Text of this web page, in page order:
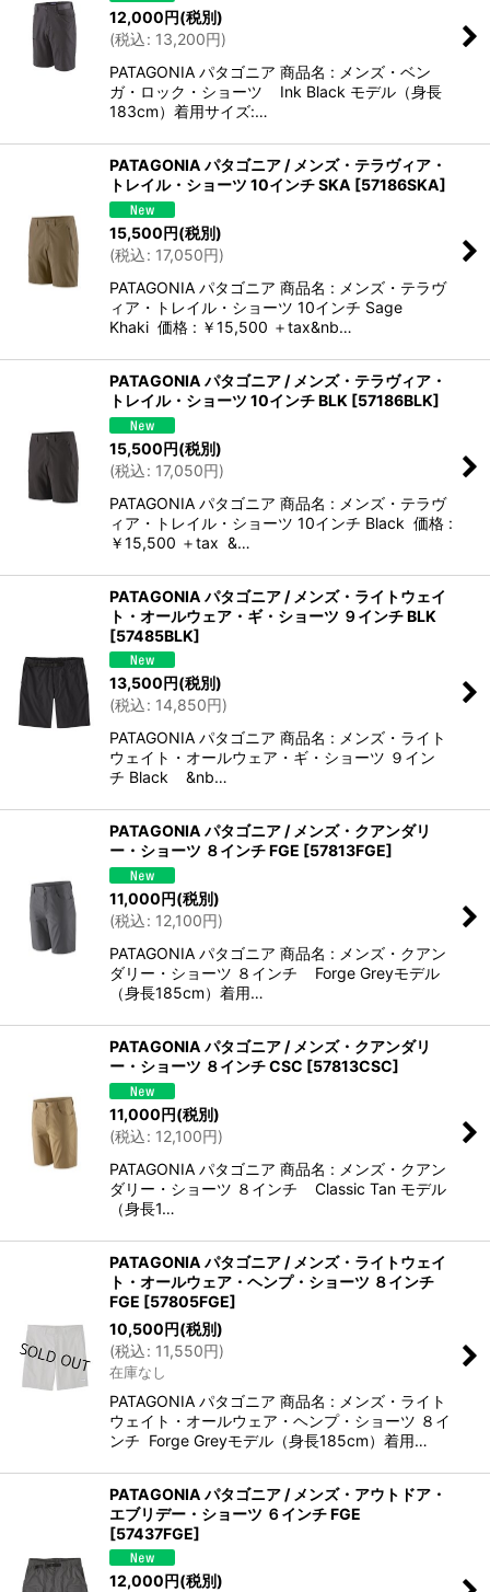
12,000円(税別)
(税込: 13,200円)
PATAGONIA パタゴニア 商品名 : メンズ・ベン
ガ・ロック・ショーツ Ink Black モデル（身長
183cm）着用サイズ:…
PATAGONIA パタゴニア / メンズ・テラヴィア・
トレイル・ショーツ 10インチ SKA [57186SKA]
15,500円(税別)
(税込: 17,050円)
PATAGONIA パタゴニア 商品名 : メンズ・テラヴ
ィア・トレイル・ショーツ 10インチ Sage
Khaki 価格 : ￥15,500 ＋tax&nb…
PATAGONIA パタゴニア / メンズ・テラヴィア・
トレイル・ショーツ 10インチ BLK [57186BLK]
15,500円(税別)
(税込: 17,050円)
PATAGONIA パタゴニア 商品名 : メンズ・テラヴ
ィア・トレイル・ショーツ 10インチ Black 価格 :
￥15,500 ＋tax &…
PATAGONIA パタゴニア / メンズ・ライトウェイ
ト・オールウェア・ギ・ショーツ ９インチ BLK
[57485BLK]
13,500円(税別)
(税込: 14,850円)
PATAGONIA パタゴニア 商品名 : メンズ・ライト
ウェイト・オールウェア・ギ・ショーツ ９イン
チ Black &nb…
PATAGONIA パタゴニア / メンズ・クアンダリ
ー・ショーツ ８インチ FGE [57813FGE]
11,000円(税別)
(税込: 12,100円)
PATAGONIA パタゴニア 商品名 : メンズ・クアン
ダリー・ショーツ ８インチ Forge Greyモデル
（身長185cm）着用…
PATAGONIA パタゴニア / メンズ・クアンダリ
ー・ショーツ ８インチ CSC [57813CSC]
11,000円(税別)
(税込: 12,100円)
PATAGONIA パタゴニア 商品名 : メンズ・クアン
ダリー・ショーツ ８インチ Classic Tan モデル
（身長1…
PATAGONIA パタゴニア / メンズ・ライトウェイ
ト・オールウェア・ヘンプ・ショーツ ８インチ
FGE [57805FGE]
10,500円(税別)
(税込: 11,550円)
在庫なし
PATAGONIA パタゴニア 商品名 : メンズ・ライト
ウェイト・オールウェア・ヘンプ・ショーツ ８イ
ンチ Forge Greyモデル（身長185cm）着用…
PATAGONIA パタゴニア / メンズ・アウトドア・
エブリデー・ショーツ ６インチ FGE
[57437FGE]
12,000円(税別)